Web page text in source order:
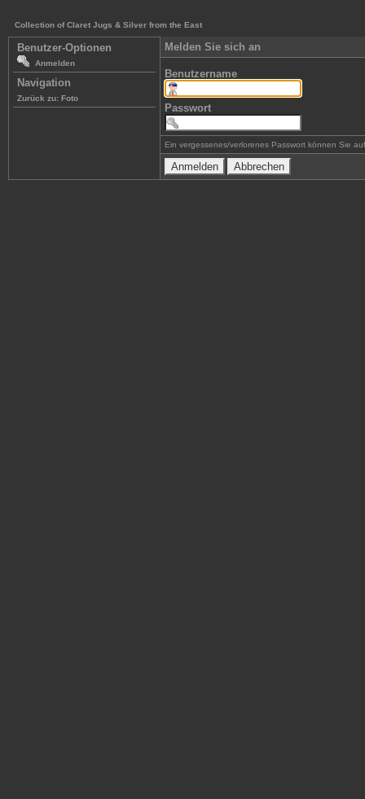
Collection of Claret Jugs & Silver from the East
Benutzer-Optionen
Anmelden
Navigation
Zurück zu: Foto
Melden Sie sich an
Benutzername
Passwort
Ein vergessenes/verlorenes Passwort können Sie